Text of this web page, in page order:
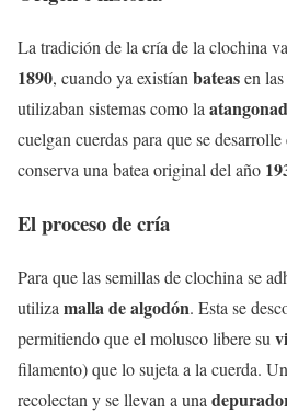
La tradición de la cría de la clochina
1890, cuando ya existían bateasen
utilizaban sistemas como la
cuelgan cuerdas para que se
conserva una batea original del año
El proceso de cría
Para que las semillas de clochina se
utiliza malla de algodón. Esta se
permitiendo que el molusco libere su
filamento) que lo sujeta a la cuerda.
recolectan y se llevan a una